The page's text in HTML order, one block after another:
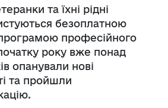
та їхні рідні
безоплатною
професійного
року вже понад
опанували нові
та пройшли